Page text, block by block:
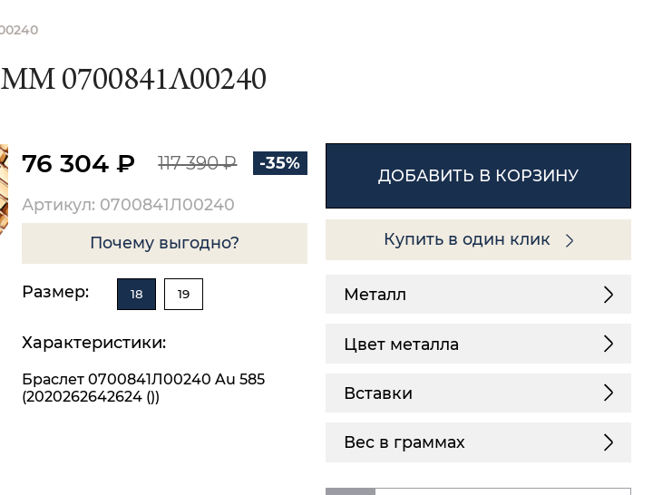
0700841Л00240
76 304 ₽ 117 390 ₽ -35%
Артикул: 0700841Л00240
Почему выгодно?
Размер: 18 19
Характеристики:
Браслет 0700841Л00240 Au 585
(2020262642624 ())
ДОБАВИТЬ В КОРЗИНУ
Купить в один клик
Металл
Цвет металла
Вставки
Вес в граммах